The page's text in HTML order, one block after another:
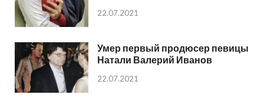
22.07.2021
Умер первый продюсер певицы
Натали Валерий Иванов
22.07.2021